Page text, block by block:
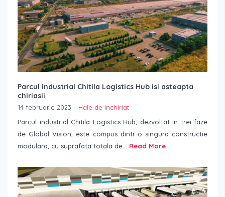
Parcul industrial Chitila Logistics Hub isi asteapta
chiriasii
14 februarie 2023
Hale de inchiriat
Parcul industrial Chitila Logistics Hub, dezvoltat in trei faze
de Global Vision, este compus dintr-o singura constructie
modulara, cu suprafata totala de... Read More